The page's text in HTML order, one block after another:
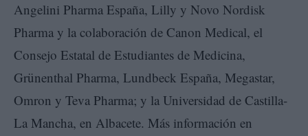
Angelini Pharma España, Lilly y Novo Nordisk
Pharma y la colaboración de Canon Medical, el
Consejo Estatal de Estudiantes de Medicina,
Grünenthal Pharma, Lundbeck España, Megastar,
Omron y Teva Pharma; y la Universidad de Castilla-
La Mancha, en Albacete. Más información en